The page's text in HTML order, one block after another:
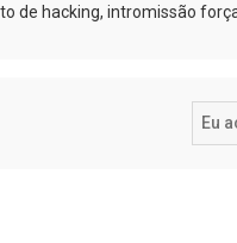
de hacking, intromissão